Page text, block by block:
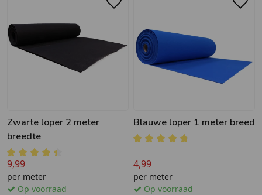
Zwarte loper 2 meter
breedte
9,99
per meter
Op voorraad
Blauwe loper 1 meter breed
4,99
per meter
Op voorraad